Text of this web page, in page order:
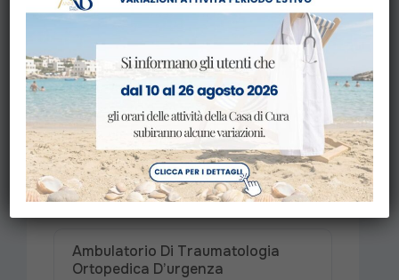
Ricovero In Ortopedia E
Traumatologia
Ricovero In Riabilitazione
Visite Specialistiche
Ambulatorio Di Traumatologia
Ortopedica D’urgenza